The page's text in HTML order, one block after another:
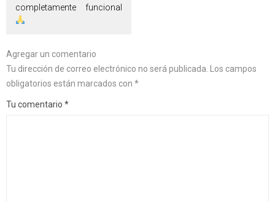
Agregar un comentario
Tu dirección de correo electrónico no será publicada.
Los campos
obligatorios están marcados con *
Tu comentario *